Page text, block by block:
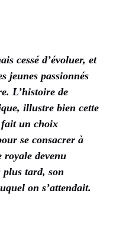
cessé d’évoluer, et
jeunes passionnés
L’histoire de
illustre bien cette
un choix
se consacrer à
devenu
plus tard, son
on s’attendait.